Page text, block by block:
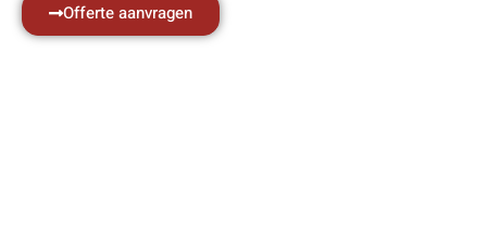
Offerte aanvragen